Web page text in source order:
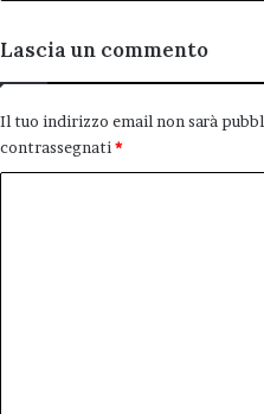
Lascia un commento
Il tuo indirizzo email non sarà
contrassegnati *